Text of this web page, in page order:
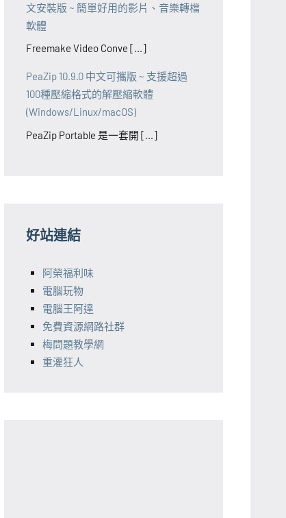
文安裝版 ~ 簡單好用的影片、音樂轉檔
軟體
Freemake Video Conve [...]
PeaZip 10.9.0 中文可攜版 ~ 支援超過
100種壓縮格式的解壓縮軟體
(Windows/Linux/macOS)
PeaZip Portable 是一套開 [...]
好站連結
阿榮福利味
電腦玩物
電腦王阿達
免費資源網路社群
梅問題教學網
重灌狂人